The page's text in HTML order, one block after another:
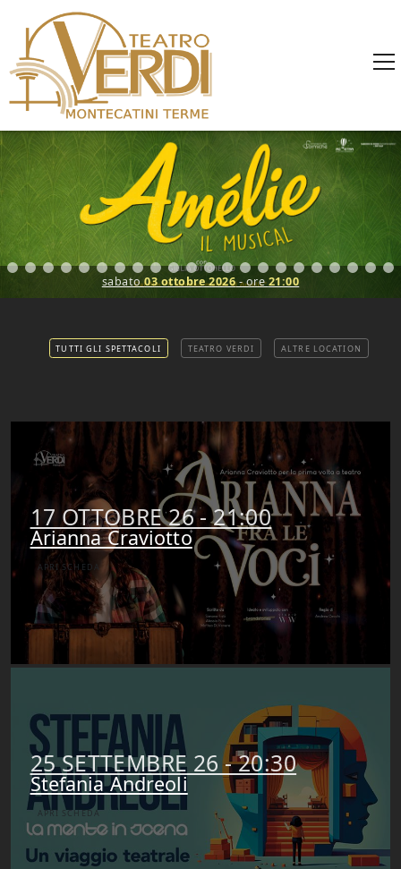
sabato03 ottobre 2026- ore21:00
TUTTI GLI SPETTACOLI TEATRO VERDI ALTRE LOCATION
17 OTTOBRE 26 - 21:00
Arianna Craviotto
APRI SCHEDA
25 SETTEMBRE 26 - 20:30
Stefania Andreoli
APRI SCHEDA